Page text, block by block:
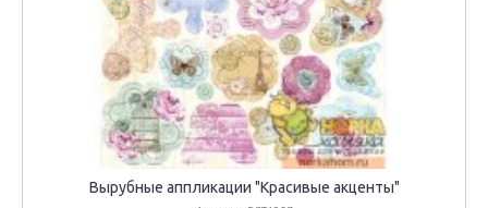
Вырубные аппликации "Красивые акценты"